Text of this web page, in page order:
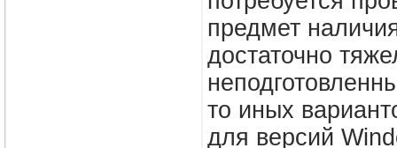
предмет
достаточно
то иных
для версий